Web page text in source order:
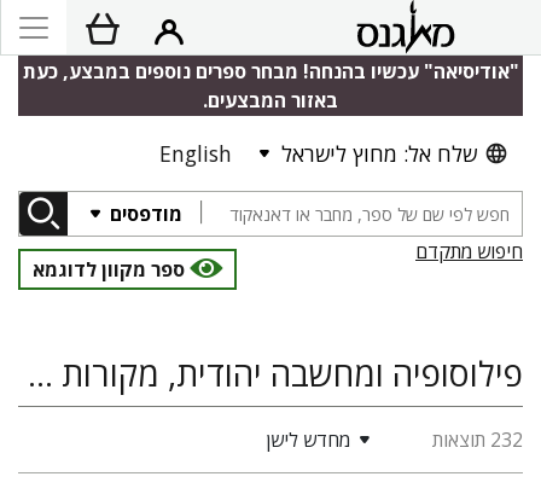
"אודיסיאה" עכשיו בהנחה! מבחר ספרים נוספים במבצע, כעת
באזור המבצעים.
שלח אל: מחוץ לישראל English
מודפסים
חיפוש מתקדם
ספר מקוון לדוגמא
פילוסופיה ומחשבה יהודית, מקורות לחקר תרבות ישראל
232 תוצאות מחדש לישן